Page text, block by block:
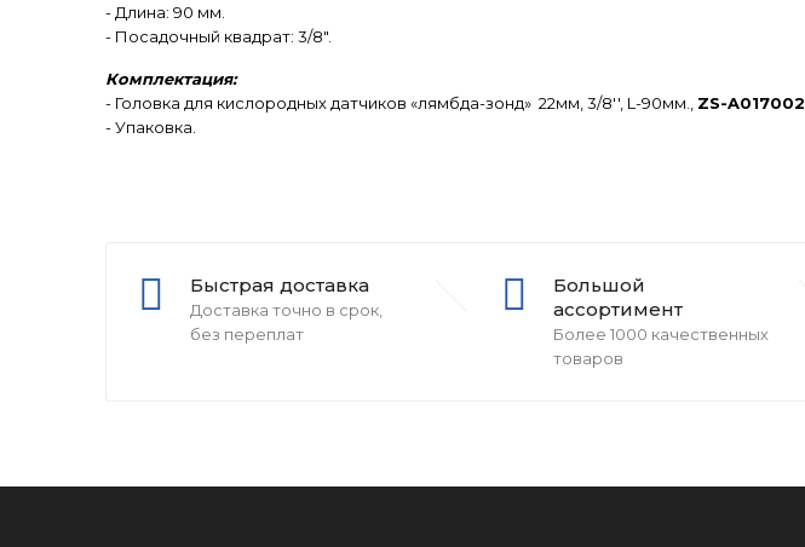
- Длина: 90 мм.
- Посадочный квадрат: 3/8".
Комплектация:
- Головка для кислородных датчиков «лямбда-зонд» 22мм, 3/8'', L-90мм., ZS-A017002
- Упаковка.
Быстрая доставка
Доставка точно в срок,
без переплат
Большой
ассортимент
Более 1000 качественных
товаров